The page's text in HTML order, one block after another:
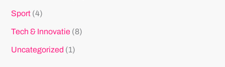
Sport(4)
Tech & Innovatie(8)
Uncategorized (1)